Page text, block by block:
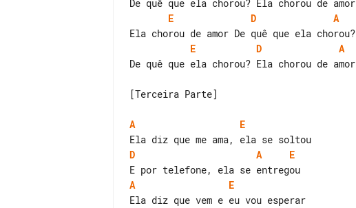
E
D
A
E
D
A
De quê que ela chorou? Ela chorou de amor
[Terceira Parte]
A
E
D
A
E
A
E